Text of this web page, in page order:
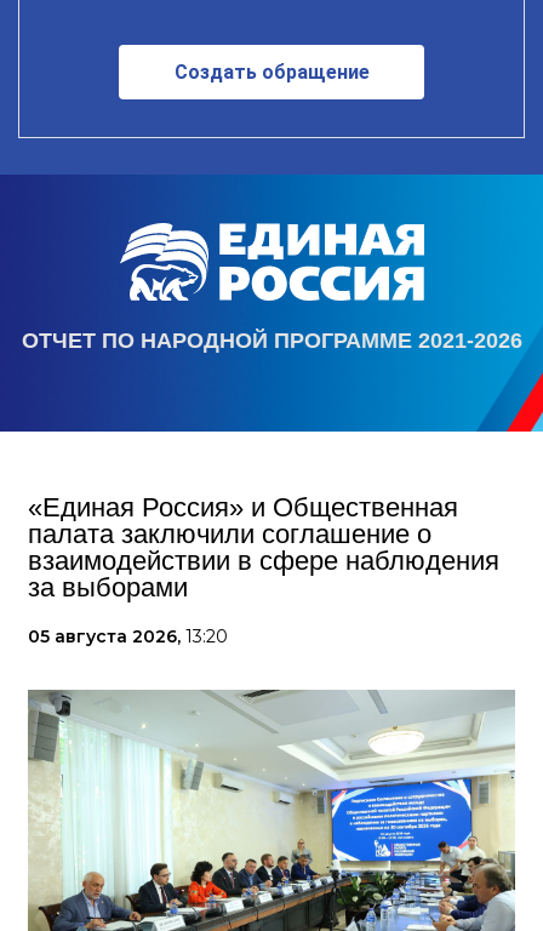
Создать обращение
ОТЧЕТ ПО НАРОДНОЙ ПРОГРАММЕ 2021-2026
«Единая Россия» и Общественная
палата заключили соглашение о
взаимодействии в сфере наблюдения
за выборами
05 августа 2026, 13:20